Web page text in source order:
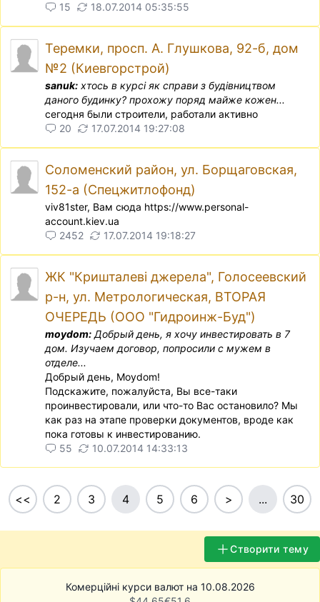
15
18.07.2014 05:35:55
Теремки, просп. А. Глушкова, 92-б, дом
№2 (Киевгорстрой)
sanuk: хтось в курсi як справи з будiвництвом
даного будинку? прохожу поряд майже кожен...
сегодня были строители, работали активно
20
17.07.2014 19:27:08
Соломенский район, ул. Борщаговская,
152-а (Спецжитлофонд)
viv81ster, Вам сюда https://www.personal-
account.kiev.ua
2452
17.07.2014 19:18:27
ЖК "Кришталеві джерела", Голосеевский
р-н, ул. Метрологическая, ВТОРАЯ
ОЧЕРЕДЬ (ООО "Гидроинж-Буд")
moydom: Добрый день, я хочу инвестировать в 7
дом. Изучаем договор, попросили с мужем в
отделе...
Добрый день, Мoydom!
Подскажите, пожалуйста, Вы все-таки
проинвестировали, или что-то Вас остановило? Мы
как раз на этапе проверки документов, вроде как
пока готовы к инвестированию.
55
10.07.2014 14:33:13
<< 2 3 4 5 6 > ... 30
Створити тему
Комерційні курси валют на 10.08.2026